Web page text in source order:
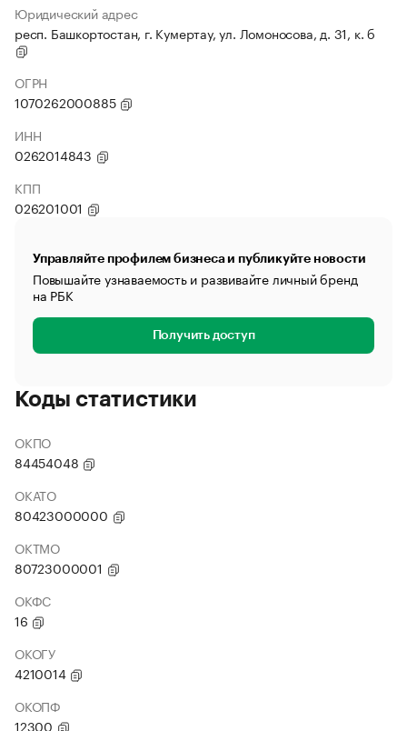
Юридический адрес
респ. Башкортостан, г. Кумертау, ул. Ломоносова, д. 31, к. б
ОГРН
1070262000885
ИНН
0262014843
КПП
026201001
Управляйте профилем бизнеса и публикуйте новости
Повышайте узнаваемость и развивайте личный бренд
на РБК
Получить доступ
Коды статистики
ОКПО
84454048
ОКАТО
80423000000
ОКТМО
80723000001
ОКФС
16
ОКОГУ
4210014
ОКОПФ
12300